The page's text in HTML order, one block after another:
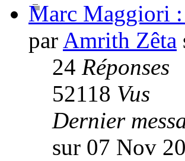
Marc Maggiori
par Amrith Zêta
24 Réponses
52118 Vus
Dernier
sur 07 Nov